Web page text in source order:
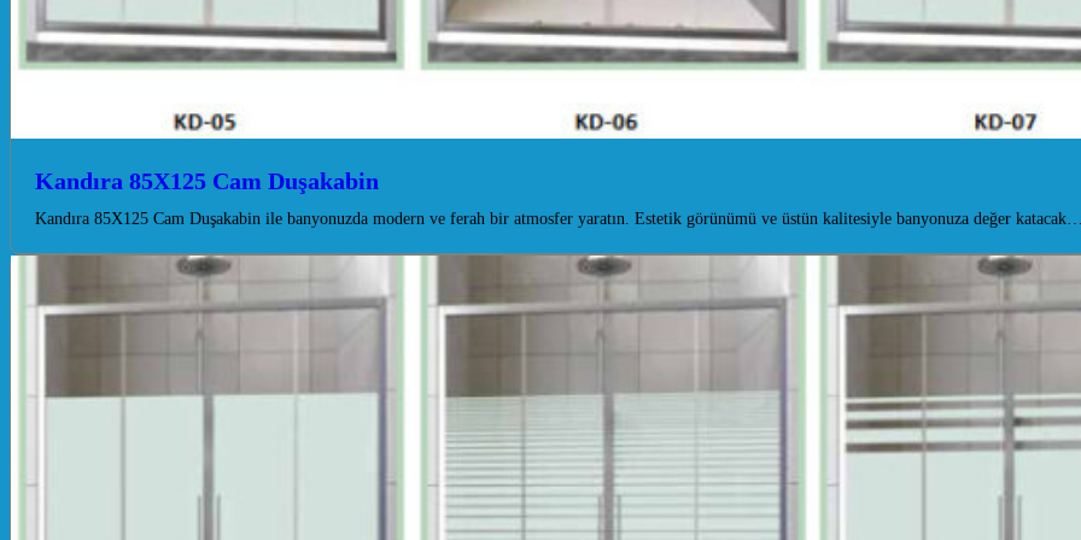
Kandıra 85X125 Cam Duşakabin
Kandıra 85X125 Cam Duşakabin ile banyonuzda modern ve ferah bir atmosfer yaratın. Estetik görünümü ve üstün kalitesiyle banyonuza değer